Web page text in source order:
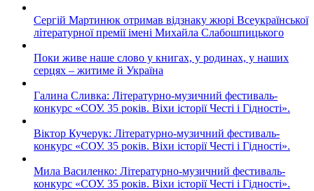
Сергій Мартинюк отримав відзнаку жюрі Всеукраїнської
літературної премії імені Михайла Слабошпицького
Поки живе наше слово у книгах, у родинах, у наших
серцях – житиме й Україна
Галина Сливка: Літературно-музичний фестиваль-
конкурс «СОУ. 35 років. Віхи історії Честі і Гідності».
Віктор Кучерук: Літературно-музичний фестиваль-
конкурс «СОУ. 35 років. Віхи історії Честі і Гідності».
Мила Василенко: Літературно-музичний фестиваль-
конкурс «СОУ. 35 років. Віхи історії Честі і Гідності».